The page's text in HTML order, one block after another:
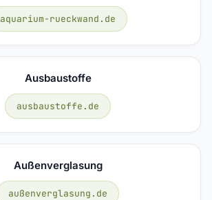
aquarium-rueckwand.de
Ausbaustoffe
ausbaustoffe.de
Außenverglasung
außenverglasung.de